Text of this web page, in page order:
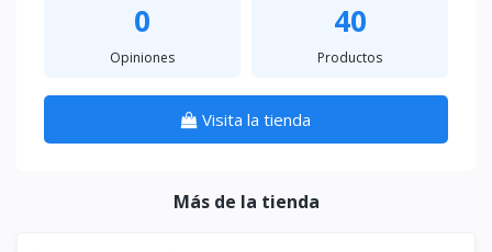
0
Opiniones
40
Productos
Visita la tienda
Más de la tienda